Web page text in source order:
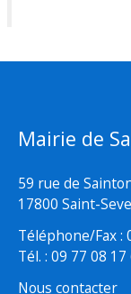
Mairie de
59 rue de
17800 Saint-
Téléphone/Fax :
Tél. : 09 77 08
Nous contacter